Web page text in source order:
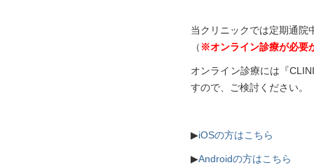
当クリニックでは定期通院
（ ※オンライン診療が必要
オンライン診療には『
すので、ご検討ください。
▶︎iOSの方はこちら
▶︎Androidの方はこちら